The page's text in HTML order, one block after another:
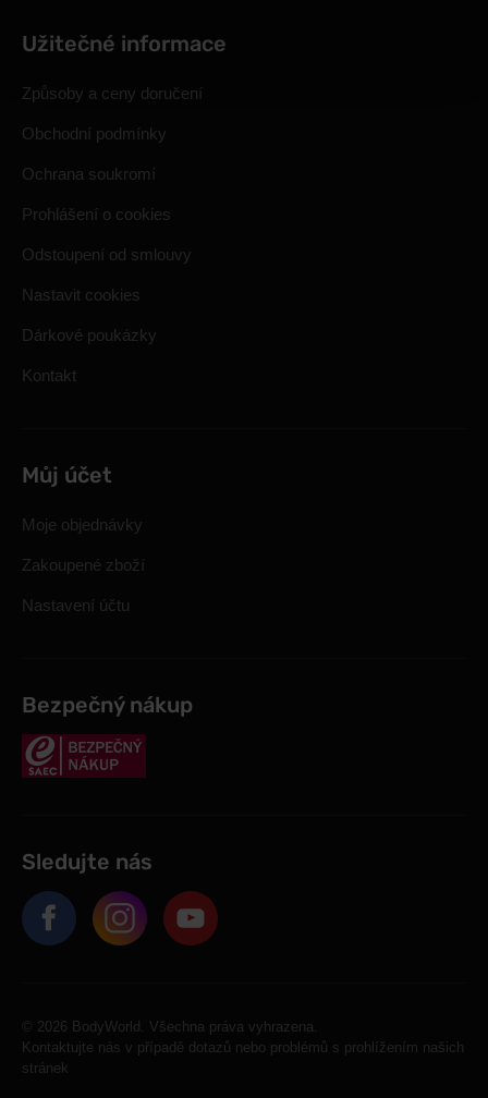
Užitečné informace
Způsoby a ceny doručení
Obchodní podmínky
Ochrana soukromí
Prohlášení o cookies
Odstoupení od smlouvy
Nastavit cookies
Dárkové poukázky
Kontakt
Můj účet
Moje objednávky
Zakoupené zboží
Nastavení účtu
Bezpečný nákup
Sledujte nás
© 2026 BodyWorld. Všechna práva vyhrazena.
Kontaktujte nás v případě dotazů nebo problémů s prohlížením našich
stránek